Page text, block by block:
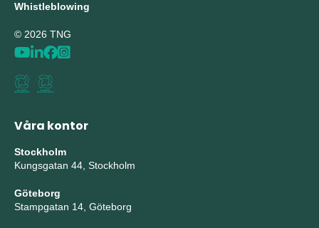
Whistleblowing
© 2026 TNG
Våra kontor
Stockholm
Kungsgatan 44, Stockholm
Göteborg
Stampgatan 14, Göteborg